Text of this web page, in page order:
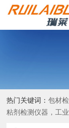
热门关键词：包材
粘剂检测仪器，工